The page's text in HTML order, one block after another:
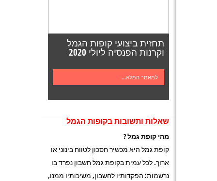
תחזית ביצועי קופות הגמל
וקרנות הפנסיה ליולי 2020
למאמר המלא...
שאלות ותשובות בקופות הגמל
מהי קופת גמל ?
קופת גמל היא מכשיר חסכון לטווח בינוני או
ארוך. לכל עמית בקופת גמל חשבון נפרד בו
נרשמות: הפקדותיו לחשבון, משיכותיו ממנו,